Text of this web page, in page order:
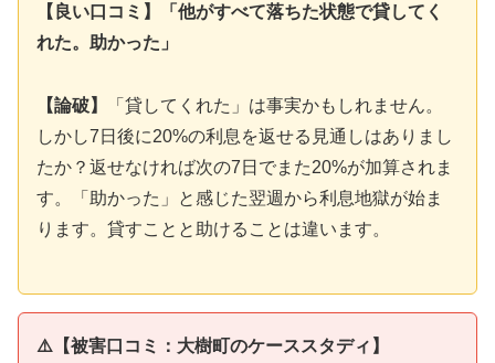
【良い口コミ】「他がすべて落ちた状態で貸してく
れた。助かった」
【論破】
「貸してくれた」は事実かもしれません。
しかし7日後に20%の利息を返せる見通しはありまし
たか？返せなければ次の7日でまた20%が加算されま
す。「助かった」と感じた翌週から利息地獄が始ま
ります。貸すことと助けることは違います。
⚠️【被害口コミ：大樹町のケーススタディ】